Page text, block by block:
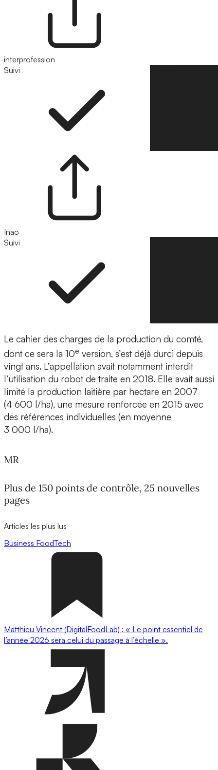
interprofession
Suivi
Inao
Suivi
Le cahier des charges de la production du comté,
dont ce sera la 10e version, s’est déjà durci depuis
vingt ans. L’appellation avait notamment interdit
l’utilisation du robot de traite en 2018. Elle avait aussi
limité la production laitière par hectare en 2007
(4 600 l/ha), une mesure renforcée en 2015 avec
des références individuelles (en moyenne
3 000 l/ha).
MR
Plus de 150 points de contrôle, 25 nouvelles
pages
Articles les plus lus
Business FoodTech
Matthieu Vincent (DigitalFoodLab) : « Le point essentiel de
l’année 2026 sera celui du passage à l’échelle ».